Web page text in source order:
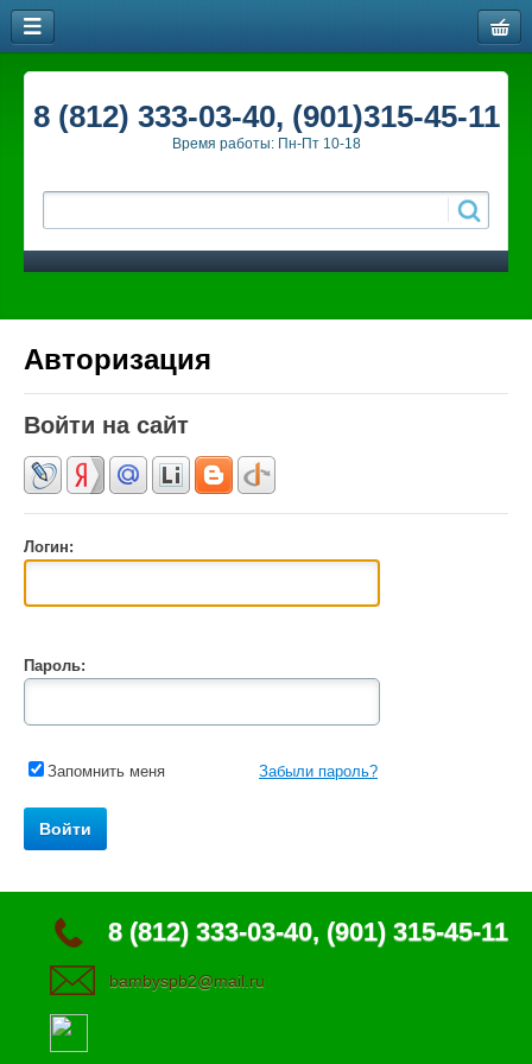
8 (812) 333-03-40, (901)315-45-11
Время работы: Пн-Пт 10-18
Авторизация
Войти на сайт
Логин:
Пароль:
Запомнить меня Забыли пароль?
8 (812) 333-03-40, (901) 315-45-11
bambyspb2@mail.ru